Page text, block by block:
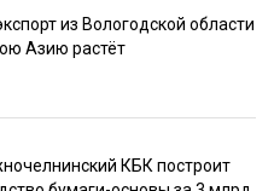
из Вологодской области
Азию растёт
КБК построит